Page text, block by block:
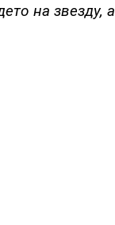
на звезду, а